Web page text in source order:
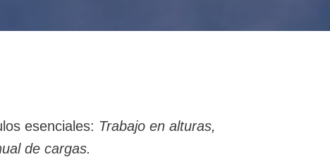
esenciales: Trabajo en alturas,
de cargas.